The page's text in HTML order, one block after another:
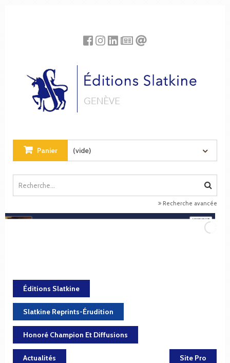
Panier (vide)
Recherche avancée
Éditions Slatkine
Slatkine Reprints-Érudition
Honoré Champion Et Diffusions
Actualités Site Pro